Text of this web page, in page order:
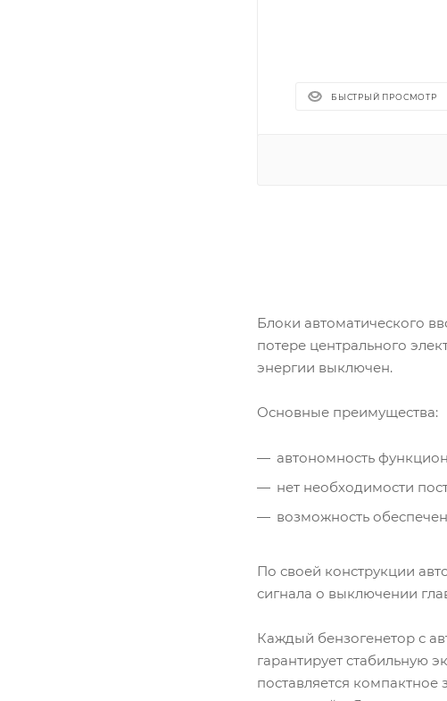
БЫСТРЫЙ ПРОСМОТР
Блоки автоматического
потере центрального
энергии выключен.
Основные преимущества:
автономность
нет необходимости
возможность
По своей конструкции
сигнала о выключении
Каждый бензогенетор с
гарантирует стабильную
поставляется